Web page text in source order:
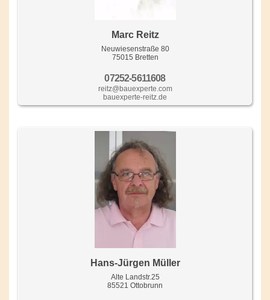
Marc Reitz
Neuwiesenstraße 80
75015 Bretten
07252-5611608
reitz@bauexperte.com
bauexperte-reitz.de
Hans-Jürgen Müller
Alte Landstr.25
85521 Ottobrunn